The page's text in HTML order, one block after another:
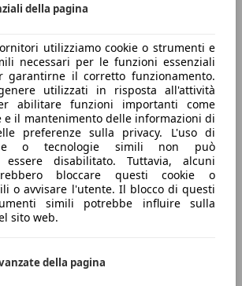
della pagina
utilizziamo cookie o strumenti e
necessari per le funzioni essenziali
il corretto funzionamento.
utilizzati in risposta all'attività
abilitare funzioni importanti come
e il mantenimento delle informazioni di
preferenze sulla privacy. L'uso di
o tecnologie simili non può
essere disabilitato. Tuttavia, alcuni
bloccare questi cookie o
o avvisare l'utente. Il blocco di questi
simili potrebbe influire sulla
sito web.
della pagina
1.9 jtd Progression 120cv